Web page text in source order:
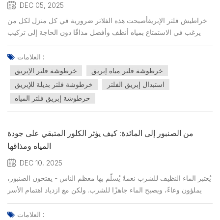
DEC 05, 2025
خراطيش فلتر الإبريقأصبحت هذه الفلاتر ضرورية في كل منزل لكل من
يرغب في الاستمتاع بمياه أنظف وأفضل مذاقًا دون الحاجة إلى تركيب
أنظمة معقدة. ومع ذلك، ورغم شعبيتها، لا تزال هناك مفاهيم خاطئة كثيرة
تحيط بكيفية عمل هذه الفلاتر، وما تزيله من شوائب، ومدى فعاليتها
الحقيقية. سنوضح اليوم بعضًا من أكثر المفاهيم...
العلامات :
خرطوشة فلتر الإبريق
خرطوشة فلتر مياه إبريق
خرطوشة فلتر بديلة للإبريق
استبدال إبريق الفلتر
خرطوشة إبريق فلتر المياه
من الصنبور إلى المائدة: كيف يؤثر الكلور المتبقي على جودة
المياه ومذاقها
DEC 10, 2025
يُعتبر الماء النظيف للشرب نعمةً يُسلّم بها معظم الناس - يفتحون الصنبور،
يملؤون وعاءً، ويصبح الماء جاهزًا للشرب. ولكن مع ازدياد اهتمام الأسر
بمكونات مياه الصنبور، أصبحت مناقشة الكلور والطعم وجودة المياه
بشكل عام ذات أهمية متزايدة. في الواقع، إحدى أبسط الطرق لتحسين
العلامات :